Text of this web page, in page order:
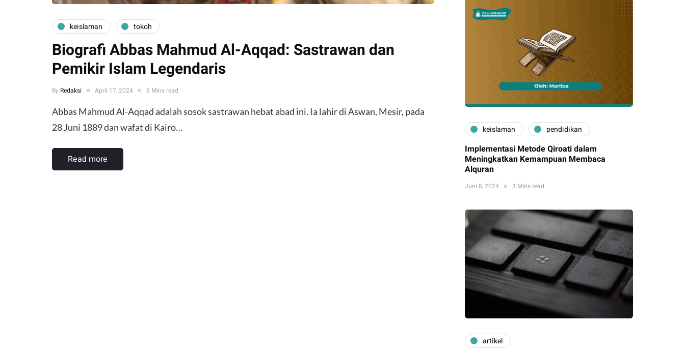
keislaman tokoh
Biografi Abbas Mahmud Al-Aqqad: Sastrawan dan
Pemikir Islam Legendaris
By Redaksi April 17, 2024 3 Mins read
Abbas Mahmud Al-Aqqad adalah sosok sastrawan hebat abad ini. Ia lahir di Aswan, Mesir, pada
28 Juni 1889 dan wafat di Kairo…
Read more
keislaman pendidikan
Implementasi Metode Qiroati dalam
Meningkatkan Kemampuan Membaca
Alquran
Juni 8, 2024 3 Mins read
artikel